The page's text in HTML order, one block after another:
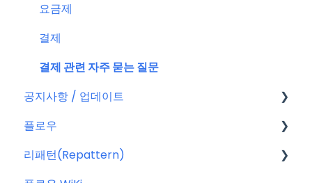
플로우 계정
요금제
결제
결제 관련 자주 묻는 질문
공지사항 / 업데이트
공지사항
특별 프로모션
플로우
플로우 관리자(어드민)
리패턴(Repattern)